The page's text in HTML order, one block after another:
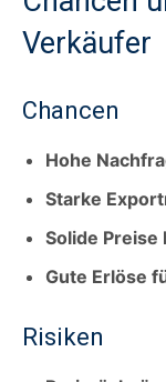
Verkäufer
Chancen
Hohe
Starke
Solide
Gute Erlöse
Risiken